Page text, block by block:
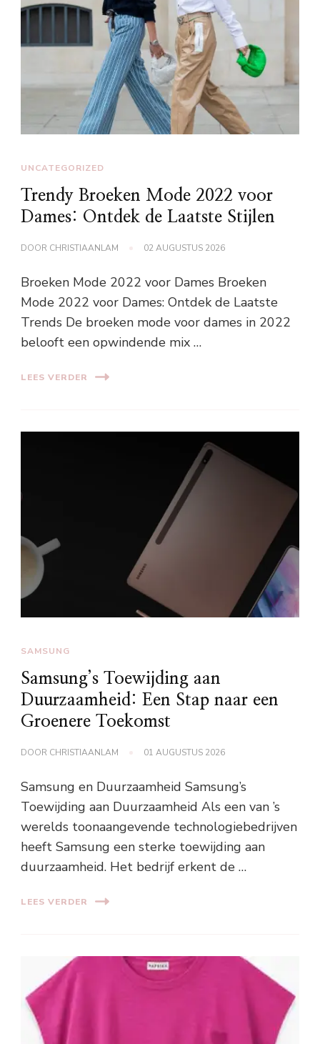
UNCATEGORIZED
Trendy Broeken Mode 2022 voor
Dames: Ontdek de Laatste Stijlen
DOOR CHRISTIAANLAM 02 AUGUSTUS 2026
Broeken Mode 2022 voor Dames Broeken
Mode 2022 voor Dames: Ontdek de Laatste
Trends De broeken mode voor dames in 2022
belooft een opwindende mix …
LEES VERDER
SAMSUNG
Samsung’s Toewijding aan
Duurzaamheid: Een Stap naar een
Groenere Toekomst
DOOR CHRISTIAANLAM 01 AUGUSTUS 2026
Samsung en Duurzaamheid Samsung’s
Toewijding aan Duurzaamheid Als een van ’s
werelds toonaangevende technologiebedrijven
heeft Samsung een sterke toewijding aan
duurzaamheid. Het bedrijf erkent de …
LEES VERDER